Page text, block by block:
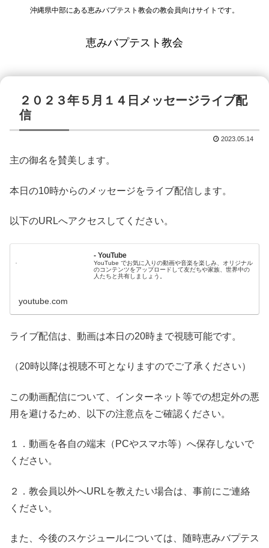
沖縄県中部にある恵みバプテスト教会の教会員向けサイトです。
恵みバプテスト教会
２０２３年５月１４日メッセージライブ配
信
2023.05.14
主の御名を賛美します。
本日の10時からのメッセージをライブ配信します。
以下のURLへアクセスしてください。
- YouTube
YouTube でお気に入りの動画や音楽を楽しみ、オリジナル
のコンテンツをアップロードして友だちや家族、世界中の
人たちと共有しましょう。
youtube.com
ライブ配信は、動画は本日の20時まで視聴可能です。
（20時以降は視聴不可となりますのでご了承ください）
この動画配信について、インターネット等での想定外の悪
用を避けるため、以下の注意点をご確認ください。
１．動画を各自の端末（PCやスマホ等）へ保存しないで
ください。
２．教会員以外へURLを教えたい場合は、事前にご連絡
ください。
また、今後のスケジュールについては、随時恵みバプテス